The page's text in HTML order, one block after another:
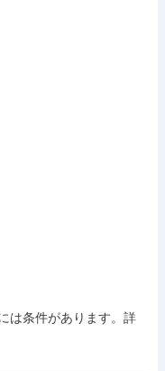
は条件があります。詳